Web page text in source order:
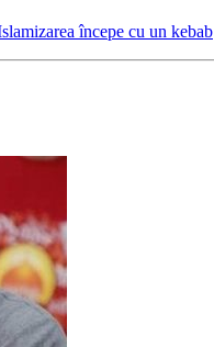
începe cu un kebab